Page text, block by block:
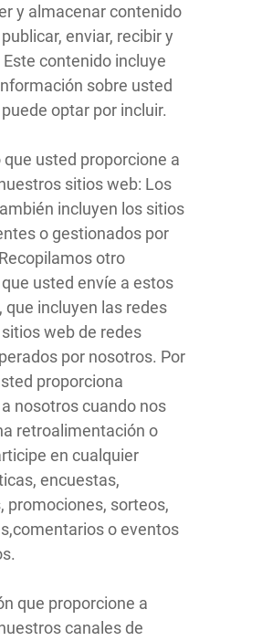
y almacenar contenido
enviar, recibir y
contenido incluye
sobre usted
optar por incluir.
que usted proporcione a
sitios web: Los
incluyen los sitios
o gestionados por
otro
usted envíe a estos
que incluyen las redes
web de redes
por nosotros. Por
proporciona
nosotros cuando nos
retroalimentación o
en cualquier
encuestas,
promociones, sorteos,
o eventos
que proporcione a
canales de